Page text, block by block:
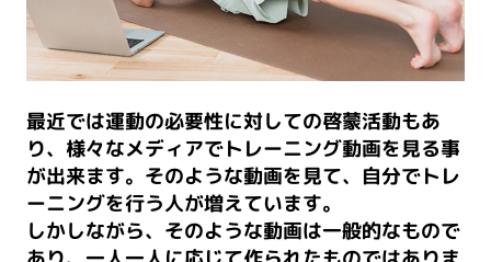
最近では運動の必要性に対しての啓蒙活動もあ
り、様々なメディアでトレーニング動画を見る事
が出来ます。そのような動画を見て、自分でトレ
ーニングを行う人が増えています。
しかしながら、そのような動画は一般的なもので